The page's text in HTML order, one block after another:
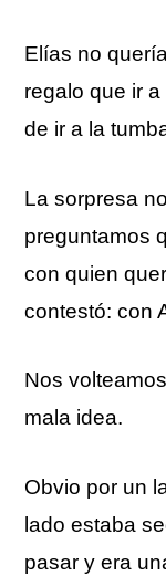
Elías no
regalo que ir
de ir a la
La sorpresa
preguntamos
con quien
contestó: con
Nos
mala idea.
Obvio por un
lado estaba
pasar y era